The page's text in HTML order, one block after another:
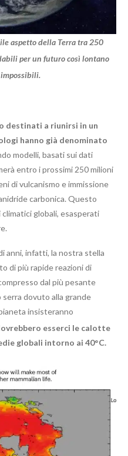
aspetto della Terra tra 250
per un futuro così lontano
destinati a riunirsi in un
hanno già denominato
modelli, basati sui dati
entro i prossimi 250 milioni
di vulcanismo e immissione
carbonica. Questo
globali, esasperati
anni, infatti, la nostra stella
di più rapide reazioni di
dal più pesante
dovuto alla grande
insisteranno
esserci le calotte
globali intorno ai 40°C.